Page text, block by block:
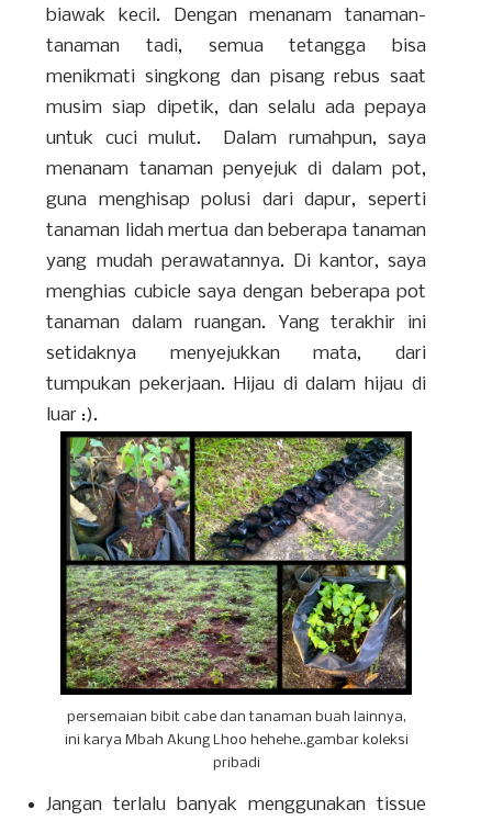
biawak kecil. Dengan menanam tanaman-
tanaman tadi, semua tetangga bisa
menikmati singkong dan pisang rebus saat
musim siap dipetik, dan selalu ada pepaya
untuk cuci mulut. Dalam rumahpun, saya
menanam tanaman penyejuk di dalam pot,
guna menghisap polusi dari dapur, seperti
tanaman lidah mertua dan beberapa tanaman
yang mudah perawatannya. Di kantor, saya
menghias cubicle saya dengan beberapa pot
tanaman dalam ruangan. Yang terakhir ini
setidaknya menyejukkan mata, dari
tumpukan pekerjaan. Hijau di dalam hijau di
luar :).
persemaian bibit cabe dan tanaman buah lainnya,
ini karya Mbah Akung Lhoo hehehe..gambar koleksi
pribadi
Jangan terlalu banyak menggunakan tissue